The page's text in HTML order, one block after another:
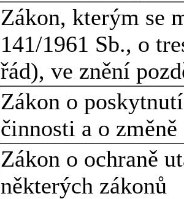
Zákon, kterým se
141/1961 Sb., o
řád), ve znění
Zákon o
činnosti a o
Zákon o ochraně
některých zákonů